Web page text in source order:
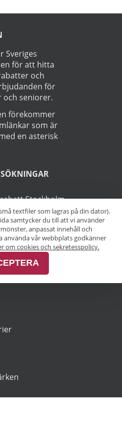
Sveriges
för att hitta
och
för
och seniorer.
förekommer
som är
en asterisk
Stockholm
Göteborg
Malmö
Skåne
textfiler som lagras på din dator).
samtycker du till att vi använder
anpassat innehåll och
använda vår webbplats godkänner
om cookies och sekretesspolicy.